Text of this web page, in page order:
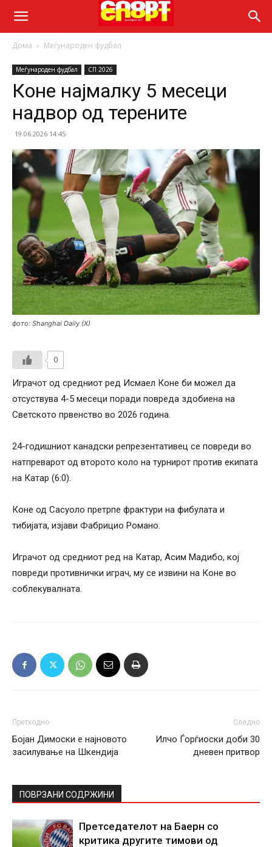
Дома Меѓународен фудбал
Меѓународен фудбал СП 2026
Коне најмалку 5 месеци
надвор од терените
19.06.2026 14:45
фото: Shanghai Daily (X)
0
Играчот од средниот ред Исмаел Коне би можел да
отсуствува 4-5 месеци поради повреда здобиена на
Светското првенство во 2026 година.
24-годишниот канадски репрезентативец се повреди во
натпреварот од второто коло на турнирот против екипата
на Катар (6:0).
Коне од Сасуоло претрпе фрактури на фибулата и
тибијата, изјави Фабрицио Романо.
Играчот од средниот ред на Катар, Асим Мадибо, кој
повреди противнички играч, му се извини на Коне во
соблекувалната.
Претходно
Бојан Димоски е најновото
засилување на Шкендија
Следно
Илчо Ѓорѓиоски доби 30
дневен притвор
ПОВРЗАНИ СОДРЖИНИ
Претседателот на Баерн со
критика другите тимови од